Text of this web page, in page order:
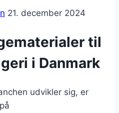
21. december 2024
til
i Danmark
udvikler sig, er